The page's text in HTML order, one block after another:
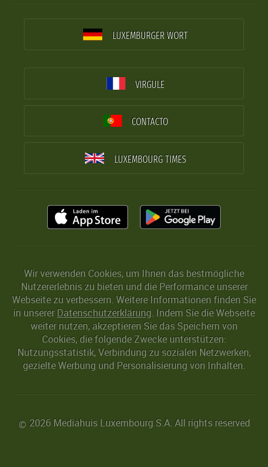
LUXEMBURGER WORT
VIRGULE
CONTACTO
LUXEMBOURG TIMES
Wir verwenden Cookies, um Ihnen das bestmögliche
Nutzererlebnis zu bieten und die Performance unserer
Webseite zu verbessern. Weitere Informationen finden Sie
in unserer Datenschutzerklärung. Indem Sie die Webseite
weiter nutzen, akzeptieren Sie das Speichern von
Cookies, die folgende Zwecke unterstützen:
Nutzungsstatistik, Verbindung zu sozialen Netzwerken,
gezielte Werbung und Personalisierung von Inhalten.
© 2026 Mediahuis Luxembourg S.A. All rights reserved